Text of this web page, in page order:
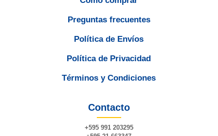
Preguntas frecuentes
Política de Envíos
Política de Privacidad
Términos y Condiciones
Contacto
+595 991 203295